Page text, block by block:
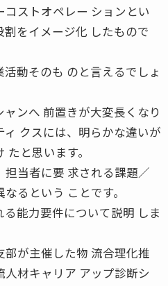
ストオペレー ションとい
をイメージ化 したもので
動そのも のと言えるでしょ
ンへ 前置きが大変長くなり
クスには、明らかな違いが
と思います。
当者に要 求される課題／
るという ことです。
能力要件について説明 しま
が主催した物 流合理化推
材キャリア アップ診断シ